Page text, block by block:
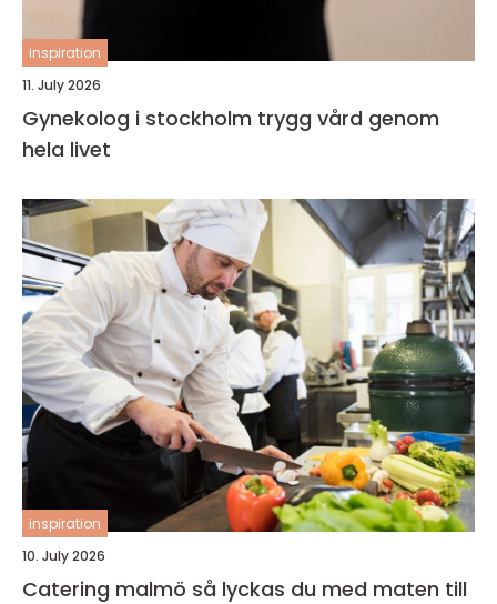
inspiration
11. July 2026
Gynekolog i stockholm trygg vård genom
hela livet
inspiration
10. July 2026
Catering malmö så lyckas du med maten till